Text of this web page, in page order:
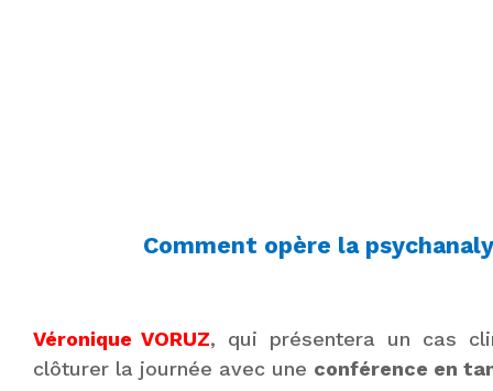
Comment opère la
Véronique VORUZ, qui présentera un cas
clôturer la journée avec une conférence en